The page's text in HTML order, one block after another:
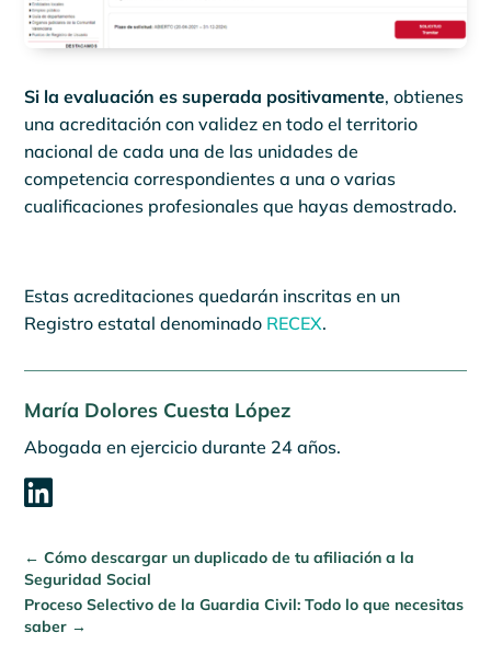
Si la evaluación es superada positivamente, obtienes
una acreditación con validez en todo el territorio
nacional de cada una de las unidades de
competencia correspondientes a una o varias
cualificaciones profesionales que hayas demostrado.
Estas acreditaciones quedarán inscritas en un
Registro estatal denominado RECEX.
María Dolores Cuesta López
Abogada en ejercicio durante 24 años.

←Cómo descargar un duplicado de tu afiliación a la
Seguridad Social
Proceso Selectivo de la Guardia Civil: Todo lo que necesitas
saber →